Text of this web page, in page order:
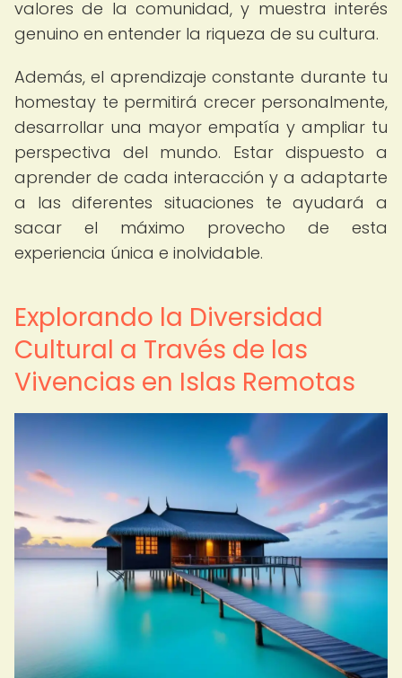
valores de la comunidad, y muestra interés
genuino en entender la riqueza de su cultura.
Además, el aprendizaje constante durante tu
homestay te permitirá crecer personalmente,
desarrollar una mayor empatía y ampliar tu
perspectiva del mundo. Estar dispuesto a
aprender de cada interacción y a adaptarte
a las diferentes situaciones te ayudará a
sacar el máximo provecho de esta
experiencia única e inolvidable.
Explorando la Diversidad
Cultural a Través de las
Vivencias en Islas Remotas